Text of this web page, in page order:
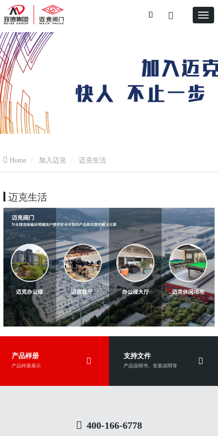
Home 加入迈克 迈克生活
迈克生活
产品样册
产品样册展示
支持文件
产品说明书、安装说明等
400-166-6778